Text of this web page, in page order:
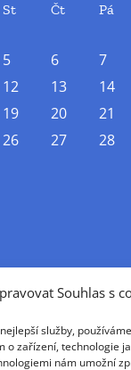
Souhlas s
služby,
o zařízení, technologie
nám umožní
St Čt Pá
5 6 7
12 13 14
19 20 21
26 27 28